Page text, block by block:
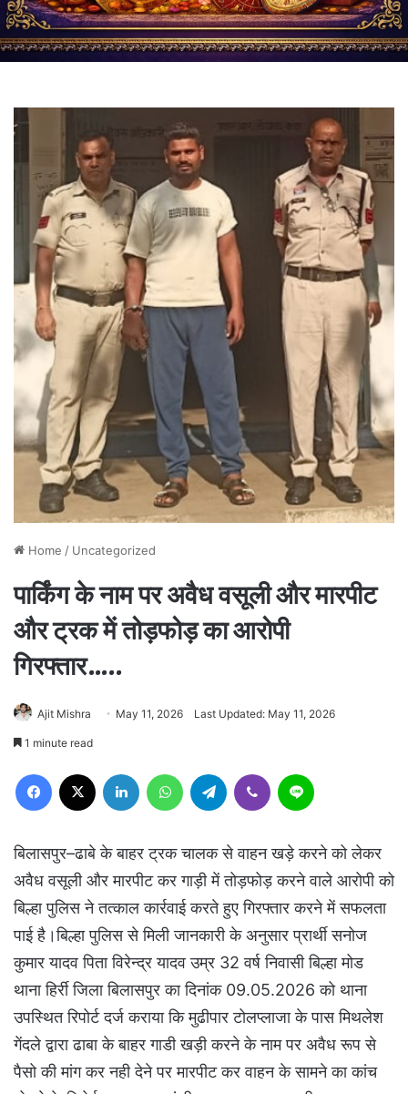
Home / Uncategorized
पार्किंग के नाम पर अवैध वसूली और मारपीट
और ट्रक में तोड़फोड़ का आरोपी
गिरफ्तार…..
Ajit Mishra May 11, 2026 Last Updated: May 11, 2026
1 minute read
Facebook LinkedIn WhatsAppTelegram Viber
बिलासपुर–ढाबे के बाहर ट्रक चालक से वाहन खड़े करने को लेकर
अवैध वसूली और मारपीट कर गाड़ी में तोड़फोड़ करने वाले आरोपी को
बिल्हा पुलिस ने तत्काल कार्रवाई करते हुए गिरफ्तार करने में सफलता
पाई है।बिल्हा पुलिस से मिली जानकारी के अनुसार प्रार्थी सनोज
कुमार यादव पिता विरेन्द्र यादव उम्र 32 वर्ष निवासी बिल्हा मोड
थाना हिर्री जिला बिलासपुर का दिनांक 09.05.2026 को थाना
उपस्थित रिपोर्ट दर्ज कराया कि मुढीपार टोलप्लाजा के पास मिथलेश
गेंदले द्वारा ढाबा के बाहर गाडी खड़ी करने के नाम पर अवैध रूप से
पैसो की मांग कर नही देने पर मारपीट कर वाहन के सामने का कांच